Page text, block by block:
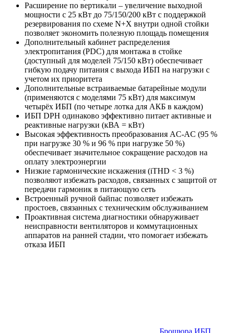
Расширение по вертикали – увеличение выходной
мощности с 25 кВт до 75/150/200 кВт с поддержкой
резервирования по схеме N+X внутри одной стойки
позволяет экономить полезную площадь помещения
Дополнительный кабинет распределения
электропитания (PDC) для монтажа в стойке
(доступный для моделей 75/150 кВт) обеспечивает
гибкую подачу питания с выхода ИБП на нагрузки с
учетом их приоритета
Дополнительные встраиваемые батарейные модули
(применяются с моделями 75 кВт) для максимум
четырёх ИБП (по четыре лотка для АКБ в каждом)
ИБП DPH одинаково эффективно питает активные и
реактивные нагрузки (кВА = кВт)
Высокая эффективность преобразования AC-AC (95 %
при нагрузке 30 % и 96 % при нагрузке 50 %)
обеспечивает значительное сокращение расходов на
оплату электроэнергии
Низкие гармонические искажения (iTHD < 3 %)
позволяют избежать расходов, связанных с защитой от
передачи гармоник в питающую сеть
Встроенный ручной байпас позволяет избежать
простоев, связанных с техническим обслуживанием
Проактивная система диагностики обнаруживает
неисправности вентиляторов и коммутационных
аппаратов на ранней стадии, что помогает избежать
отказа ИБП
Брошюра ИБП